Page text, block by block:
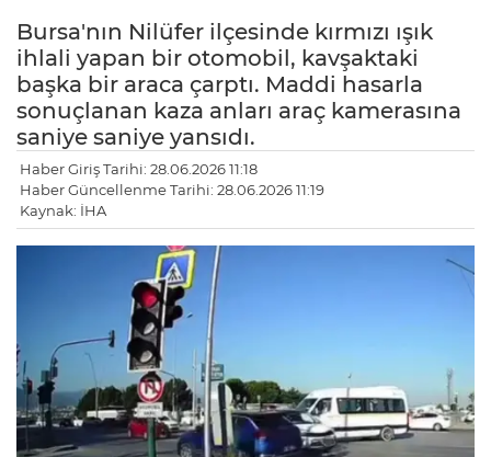
Bursa'nın Nilüfer ilçesinde kırmızı ışık
ihlali yapan bir otomobil, kavşaktaki
başka bir araca çarptı. Maddi hasarla
sonuçlanan kaza anları araç kamerasına
saniye saniye yansıdı.
Haber Giriş Tarihi: 28.06.2026 11:18
Haber Güncellenme Tarihi: 28.06.2026 11:19
Kaynak: İHA